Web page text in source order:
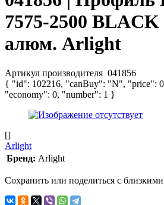
7575-2500 BLACK
алюм. Arlight
Артикул производителя 041856
{ "id": 102216, "canBuy": "N", "price":
"economy": 0, "number": 1 }
[]
Arlight
Бренд: Arlight
Сохранить или поделиться с